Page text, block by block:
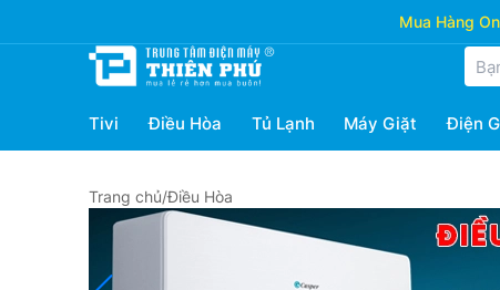
Mua Hàng
Tivi Điều Hòa Tủ Lạnh Máy Giặt Điện
Trang chủ/Điều Hòa